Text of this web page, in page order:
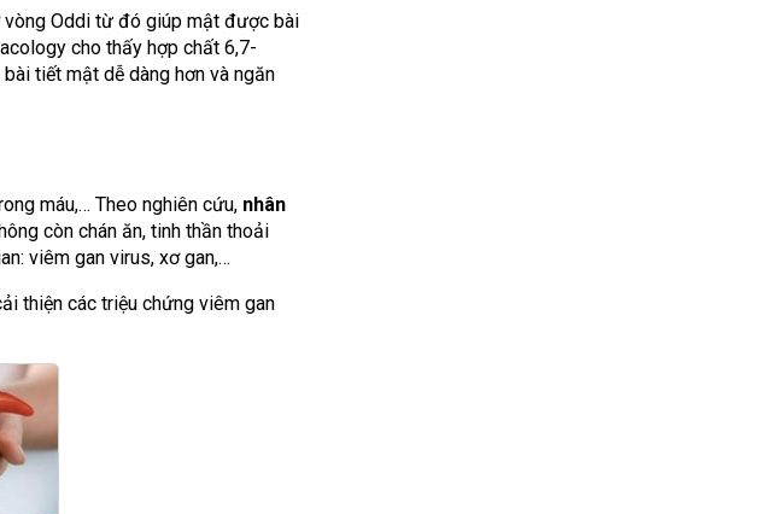
vòng Oddi từ đó giúp mật được bài
cho thấy hợp chất 6,7-
tiết mật dễ dàng hơn và ngăn
máu,… Theo nghiên cứu, nhân
còn chán ăn, tinh thần thoải
viêm gan virus, xơ gan,…
thiện các triệu chứng viêm gan